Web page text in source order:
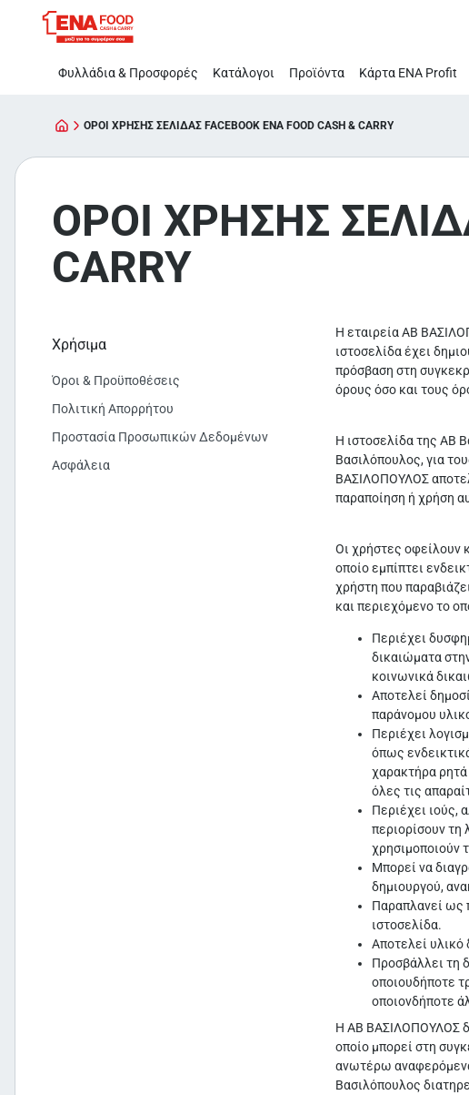
Παράλειψη
ΧΡΗΣΗΣ
FACEBOOKΦυλλάδια & Προσφορές Κατάλογοι Προϊόντα Κάρτα ΕΝΑ Profit
ΟΡΟΙ ΧΡΗΣΗΣ ΣΕΛΙΔΑΣ FACEBOOK ENA FOOD CASH & CARRY
ΟΡΟΙ ΧΡΗΣΗΣ
CARRY
Χρήσιμα
Όροι & Προϋποθέσεις
Πολιτική Απορρήτου
Προστασία Προσωπικών Δεδομένων
Ασφάλεια
Η εταιρεία ΑΒ
ιστοσελίδα έχει
πρόσβαση στη
όρους όσο και τους
Η ιστοσελίδα της ΑΒ
Βασιλόπουλος, για
ΒΑΣΙΛΟΠΟΥΛΟΣ
παραποίηση ή χρήση
Οι χρήστες οφείλουν
οποίο εμπίπτει
χρήστη που
και περιεχόμενο το
Περιέχει
δικαιώματα
κοινωνικά
Αποτελεί
παράνομου
Περιέχει
όπως
χαρακτήρα
όλες τις
Περιέχει ιούς,
περιορίσουν τη
χρησιμοποιούν
Μπορεί να
δημιουργού,
Παραπλανεί ως
ιστοσελίδα.
Αποτελεί υλικό
Προσβάλλει τη
οποιουδήποτε
οποιονδήποτε
Η ΑΒ ΒΑΣΙΛΟΠΟΥΛΟΣ
οποίο μπορεί στη
ανωτέρω
Βασιλόπουλος